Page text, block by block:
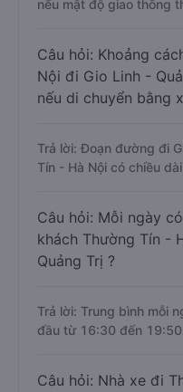
nếu mật độ giao thông
Câu hỏi: Khoảng
Nội đi Gio Linh -
nếu di chuyển bằng
Trả lời: Đoạn đường đi
Tín - Hà Nội có chiều
Câu hỏi: Mỗi ngày
khách Thường Tín -
Quảng Trị ?
Trả lời: Trung bình mỗi
đầu từ 16:30 đến
Câu hỏi: Nhà xe đi